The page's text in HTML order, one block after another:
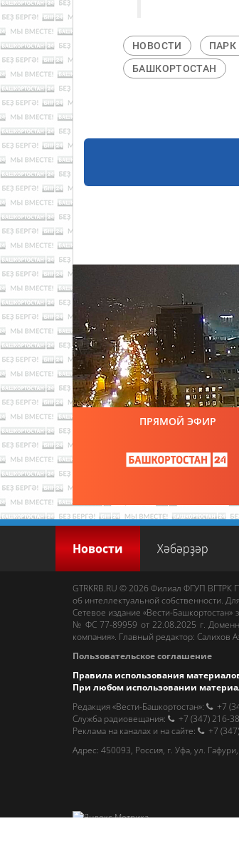
НОВОСТИ
БАШКОРТОСТАН
ПРЯМОЙ ЭФИР
Новости Хәбәрҙәр
GTRKRB.RU © 2026 Филиал ФГУП ВГТРК
об интеллектуальной собственности.
Сетевое издание «Вести-Башкортостан»
№ ФС 77-89959 от 22.08.2025 г.
компания». Главный редактор: Салихов
Пользовательское соглашение
Правила использования
При любом использовании
Редакция «Вести-Башкортостан»: +7
Cлужба радиовещания: +7 (347) 216-
Реклама на каналах и на сайте: +7
Адрес: 450093, Россия, г. Уфа, ул.